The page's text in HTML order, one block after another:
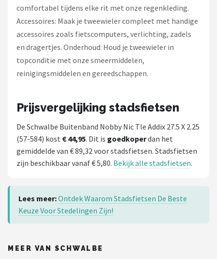
comfortabel tijdens elke rit met onze regenkleding.
Accessoires: Maak je tweewieler compleet met handige
accessoires zoals fietscomputers, verlichting, zadels
en dragertjes. Onderhoud: Houd je tweewieler in
topconditie met onze smeermiddelen,
reinigingsmiddelen en gereedschappen.
Prijsvergelijking stadsfietsen
De Schwalbe Buitenband Nobby Nic Tle Addix 27.5 X 2.25
(57-584) kost € 44,95. Dit is goedkoperdan het
gemiddelde van € 89,32 voor stadsfietsen. Stadsfietsen
zijn beschikbaar vanaf € 5,80. Bekijk alle stadsfietsen.
Lees meer:Ontdek Waarom Stadsfietsen De Beste
Keuze Voor Stedelingen Zijn!
MEER VAN SCHWALBE